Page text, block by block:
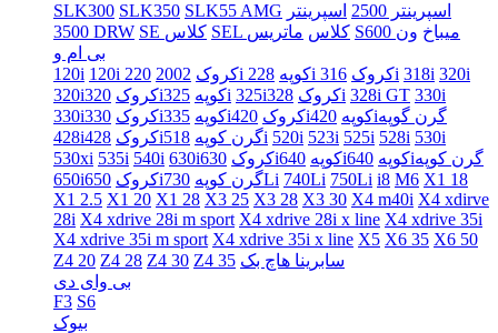
SLK300 SLK350 SLK55 AMG اسپرینتر 2500
اسپرینتر
3500 DRW
SE کلاس SEL کلاس ماتریس S600 میباخ ون
بی ام و
120i
120i کروک 2002 220i کوپه 228i کروک316i 318i 320i
320iکروک
320iکوپه325i 325iکروک328i 328i GT 330i
330iکروک
330iکوپه 335iکروک 420iکوپه 420iگرن گوپه
428iکروک
428iگرن کوپه518i 520i 523i 525i 528i 530i
530xi 535i 540i 630iکروک 630iکوپه 640iکوپه 640iگرن کوپه
650iکروک
650iگرن کوپه730Li 740Li 750Li i8 M6 X1 18
X1 2.5 X1 20 X1 28 X3 25 X3 28 X3 30 X4 m40i X4 xdirve
28i X4 xdrive 28i m sport X4 xdrive 28i x line X4 xdrive 35i
X4 xdrive 35i m sport X4 xdrive 35i x line X5 X6 35 X6 50
Z4 20 Z4 28 Z4 30 Z4 35 سابرینا هاچ بک
بی وای دی
F3 S6
بیوک